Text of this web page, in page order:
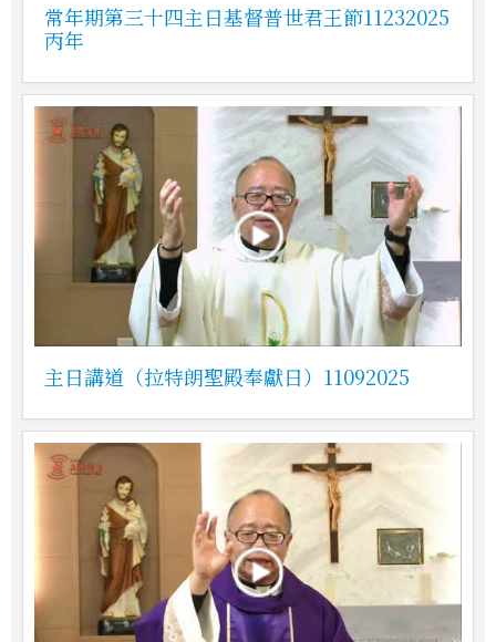
常年期第三十四主日基督普世君王節11232025
丙年
主日講道（拉特朗聖殿奉獻日）11092025